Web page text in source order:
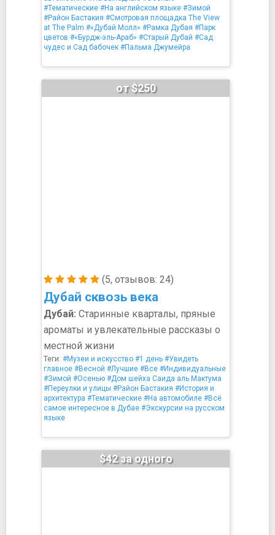
#Тематические #На английском языке #Зимой
#Район Бастакия #Смотровая площадка The View
at The Palm #«Дубай Молл» #Рамка Дубая #Парк
цветов #«Бурдж-эль-Араб» #Старый Дубай #Сад
чудес и Сад бабочек #Пальма Джумейра
(5, отзывов: 24)
Дубай сквозь века
от $250
Дубай: Старинные кварталы, пряные
ароматы и увлекательные рассказы о
местной жизни
Теги: #Музеи и искусство #1 день #Увидеть
главное #Весной #Лучшие #Все #Индивидуальные
#Зимой #Осенью #Дом шейха Саида аль Мактума
#Переулки и улицы #Район Бастакия #История и
архитектура #Тематические #На автомобиле #Всё
самое интересное в Дубае #Экскурсии на русском
языке
$42 за одного